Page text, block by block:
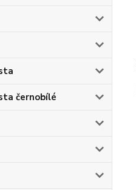
černobílé